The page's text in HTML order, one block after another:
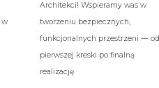
w
Architekci! Wspieramy was w
tworzeniu bezpiecznych,
funkcjonalnych przestrzeni —
pierwszej kreski po finalną
realizację.